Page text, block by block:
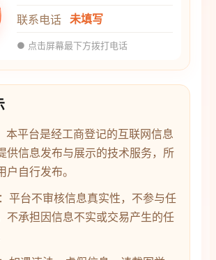
联系电话 未填写
● 点击屏幕最下方拨打电话
本平台是经工商登记的互联网信息
供信息发布与展示的技术服务，所
户自行发布。
平台不审核信息真实性，不参与任
不承担因信息不实或交易产生的任